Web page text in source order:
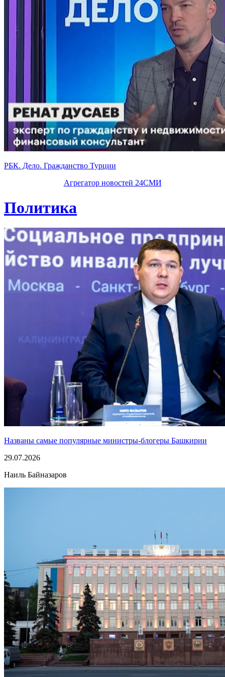
РБК. Дело. Гражданство Турции
Агрегатор новостей 24СМИ
Политика
Названы самые популярные министры-блогеры Башкирии
29.07.2026
Наиль Байназаров